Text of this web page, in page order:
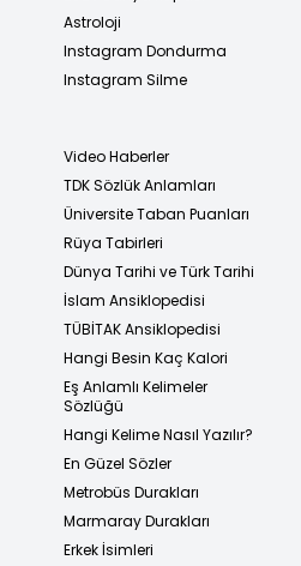
Astroloji
Instagram Dondurma
Instagram Silme
Video Haberler
TDK Sözlük Anlamları
Üniversite Taban Puanları
Rüya Tabirleri
Dünya Tarihi ve Türk Tarihi
İslam Ansiklopedisi
TÜBİTAK Ansiklopedisi
Hangi Besin Kaç Kalori
Eş Anlamlı Kelimeler
Sözlüğü
Hangi Kelime Nasıl Yazılır?
En Güzel Sözler
Metrobüs Durakları
Marmaray Durakları
Erkek İsimleri